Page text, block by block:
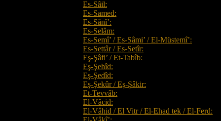
Es-Sâil:
Es-Samed:
Es-Sânî’:
Es-Selâm:
Es-Semî’ / Es-Sâmi’ / El-Müstemî’:
Es-Settâr / Es-Setîr:
Eş-Şâfi’ / Et-Tabîb:
Eş-Şehîd:
Eş-Şedîd:
Eş-Şekûr / Eş-Şâkir:
Et-Tevvâb:
El-Vâcid:
El-Vâhid / El Vitr / El-Ehad tek / El-Ferd: